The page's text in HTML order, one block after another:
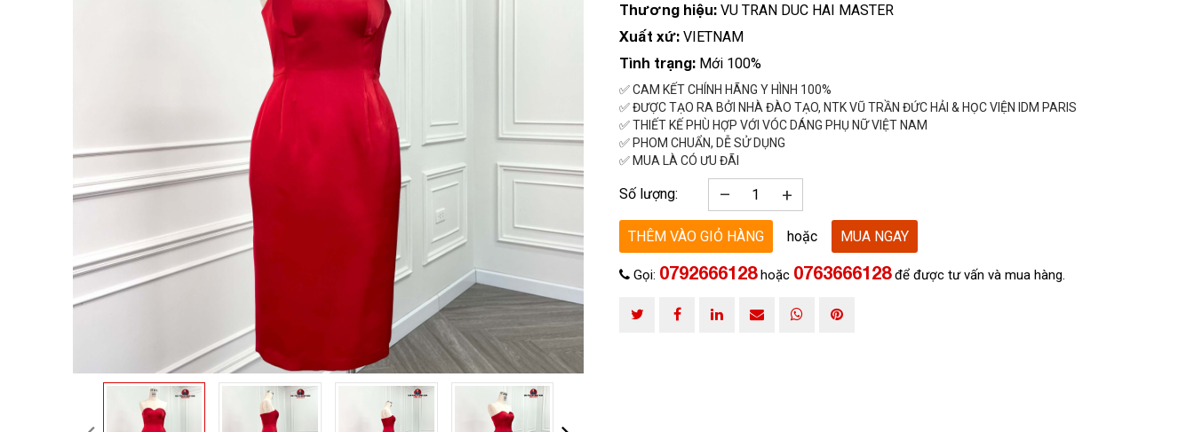
Thương hiệu: VU TRAN DUC HAI MASTER
Xuất xứ: VIETNAM
Tình trạng: Mới 100%
✅ CAM KẾT CHÍNH HÃNG Y HÌNH 100%
✅ ĐƯỢC TẠO RA BỞI NHÀ ĐÀO TẠO, NTK VŨ TRẦN ĐỨC HẢI & HỌC VIỆN IDM PARIS
✅ THIẾT KẾ PHÙ HỢP VỚI VÓC DÁNG PHỤ NỮ VIỆT NAM
✅ PHOM CHUẨN, DỄ SỬ DỤNG
✅ MUA LÀ CÓ ƯU ĐÃI
Số lượng: – +
THÊM VÀO GIỎ HÀNG hoặc MUA NGAY
Gọi: 0792666128hoặc 0763666128 để được tư vấn và mua hàng.
ĐĂNG KÝ TƯ VẤN MIỄN PHÍ
HOÀN THÀNH
Đăng ký tư vấn trực tiếp 24/7: